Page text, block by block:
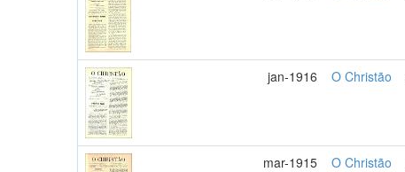
jan-1916 O Christão
mar-1915 O Christão